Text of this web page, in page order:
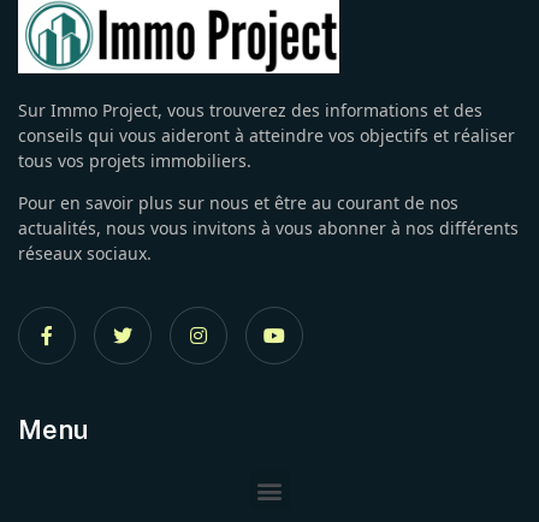
Sur Immo Project, vous trouverez des informations et des
conseils qui vous aideront à atteindre vos objectifs et réaliser
tous vos projets immobiliers.
Pour en savoir plus sur nous et être au courant de nos
actualités, nous vous invitons à vous abonner à nos différents
réseaux sociaux.
Menu